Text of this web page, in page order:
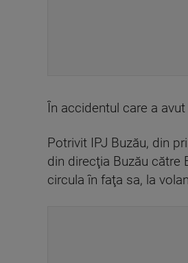
În accidentul care a
Potrivit IPJ Buzău, din
din direcţia Buzău către
circula în faţa sa, la